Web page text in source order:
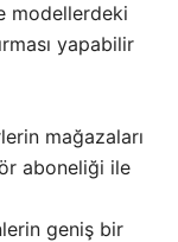
modellerdeki
yapabilir
mağazaları
aboneliği ile
geniş bir